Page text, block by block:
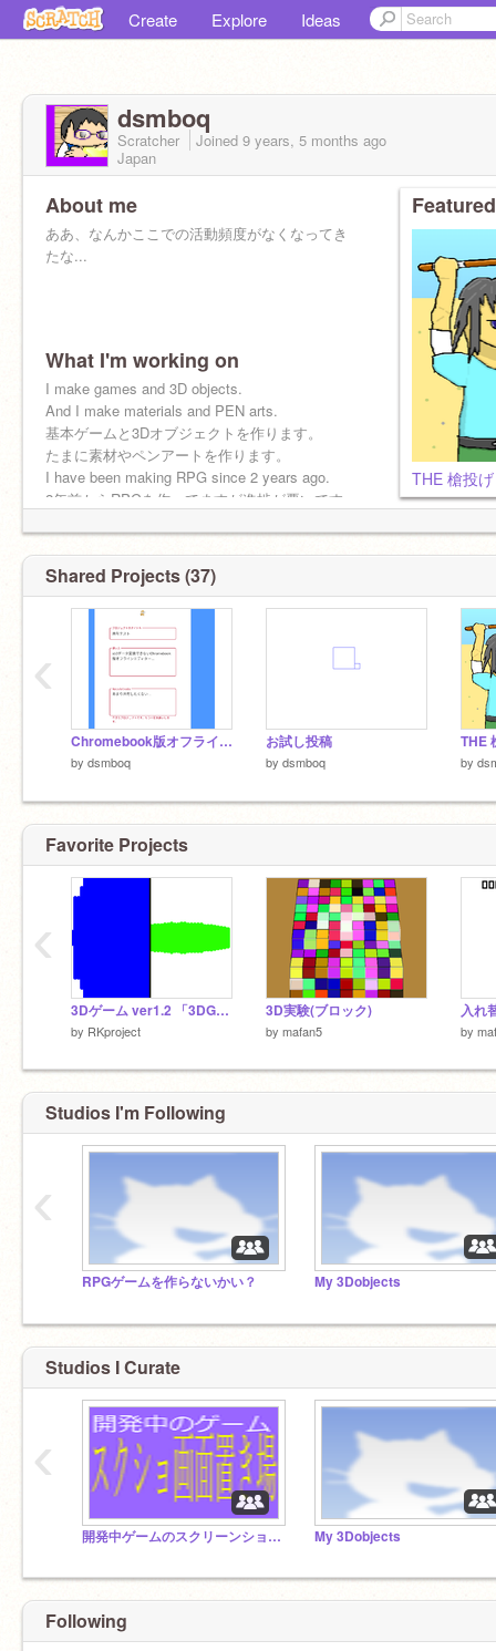
Create Explore Ideas
dsmboq
Scratcher Joined 9 years, 5 months ago
Japan
About me
ああ、なんかここでの活動頻度がなくなってき
たな...
What I'm working on
I make games and 3D objects.
And I make materials and PEN arts.
基本ゲームと3Dオブジェクトを作ります。
たまに素材やペンアートを作ります。
I have been making RPG since 2 years ago.
2年前からRPGを作ってますが進捗が悪いです。
THE 槍投
Shared Projects (37)
Chromebook版オフラインエディターで共有、できない...
by dsmboq
お試し投稿
by dsmboq by
‹
Favorite Projects
3Dゲーム ver1.2 「3DGame!」
by RKproject
3D実験(ブロック)
by mafan5
入れ
by
‹
Studios I'm Following
RPGゲームを作らないかい？ My 3Dobjects
‹
Studios I Curate
開発中ゲームのスクリーンショット画像置き場 My 3Dobjects
‹
Following